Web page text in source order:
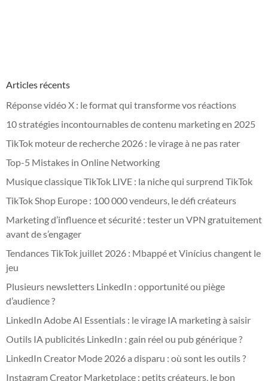
Articles récents
Réponse vidéo X : le format qui transforme vos réactions
10 stratégies incontournables de contenu marketing en 2025
TikTok moteur de recherche 2026 : le virage à ne pas rater
Top-5 Mistakes in Online Networking
Musique classique TikTok LIVE : la niche qui surprend TikTok
TikTok Shop Europe : 100 000 vendeurs, le défi créateurs
Marketing d’influence et sécurité : tester un VPN gratuitement
avant de s’engager
Tendances TikTok juillet 2026 : Mbappé et Vinícius changent le
jeu
Plusieurs newsletters LinkedIn : opportunité ou piège
d’audience ?
LinkedIn Adobe AI Essentials : le virage IA marketing à saisir
Outils IA publicités LinkedIn : gain réel ou pub générique ?
LinkedIn Creator Mode 2026 a disparu : où sont les outils ?
Instagram Creator Marketplace : petits créateurs, le bon